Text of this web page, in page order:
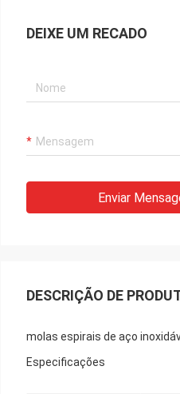
DEIXE UM RECADO
Enviar
DESCRIÇÃO DE
molas espirais de aço
Especificações